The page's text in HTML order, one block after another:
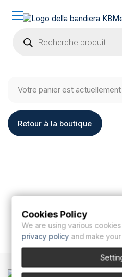
produits
Votre panier est
Retour à la boutique
Cookies Policy
We are using various
privacy policy and make